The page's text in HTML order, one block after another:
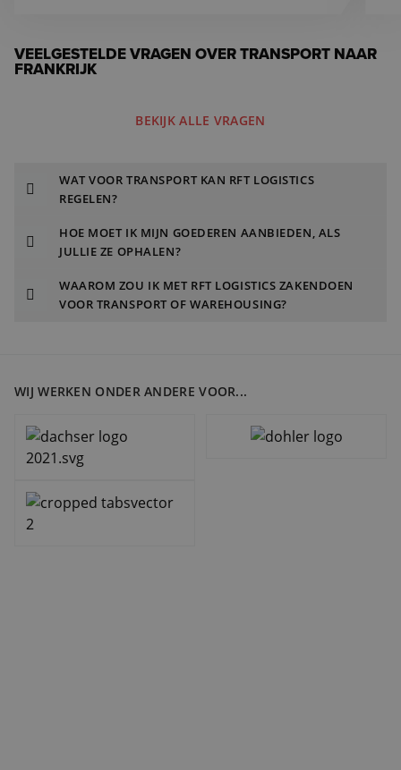
VEELGESTELDE VRAGEN OVER TRANSPORT NAAR
FRANKRIJK
BEKIJK ALLE VRAGEN
WAT VOOR TRANSPORT KAN RFT LOGISTICS
REGELEN?
HOE MOET IK MIJN GOEDEREN AANBIEDEN, ALS
JULLIE ZE OPHALEN?
WAAROM ZOU IK MET RFT LOGISTICS ZAKENDOEN
VOOR TRANSPORT OF WAREHOUSING?
WIJ WERKEN ONDER ANDERE VOOR...